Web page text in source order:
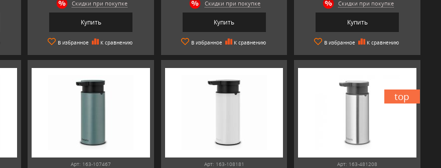
Скидки при покупке
Купить
В избранное К сравнению
Скидки при покупке
Купить
В избранное К сравнению
Скидки при покупке
Купить
В избранное К сравнению
Арт: 163-107467 Арт: 163-108181
top
Арт: 163-481208